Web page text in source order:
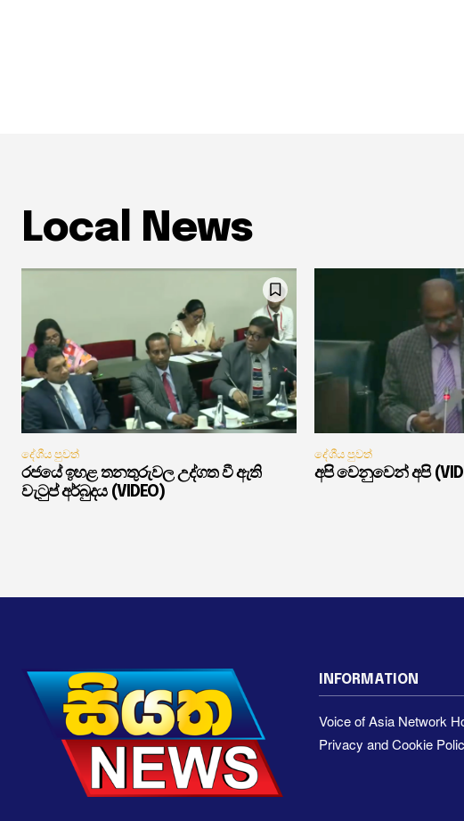
Local News
දේශීය පුවත්
රජයේ ඉහළ තනතුරුවල උද්ගත වී ඇති
වැටුප් අර්බුදය (VIDEO)
දේශීය පුවත්
අපි වෙනුවෙන් අපි
INFORMATION
Voice of Asia Network
Privacy and Cookie